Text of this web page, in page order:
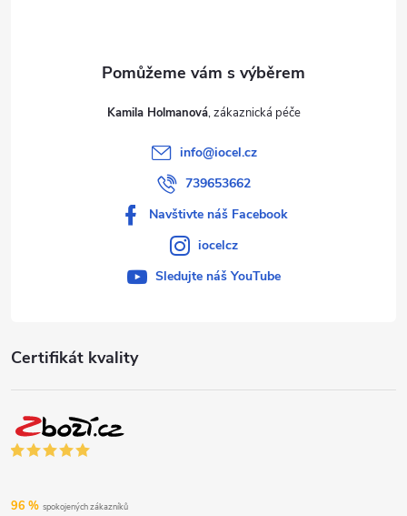
Certifikát kvality
96 % spokojených zákazníků
Kamila Holmanová
info@iocel.cz
739653662
Navštivte náš Facebook
iocelcz
Sledujte náš YouTube